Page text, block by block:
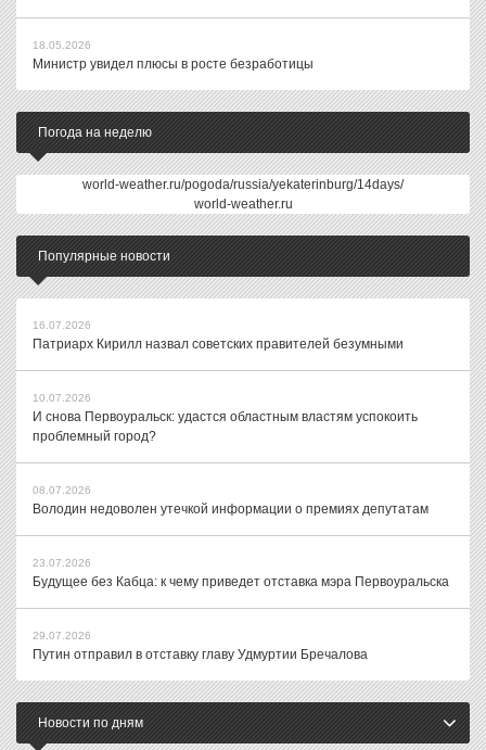
18.05.2026
Министр увидел плюсы в росте безработицы
Погода на неделю
world-weather.ru/pogoda/russia/yekaterinburg/14days/
world-weather.ru
Популярные новости
16.07.2026
Патриарх Кирилл назвал советских правителей безумными
10.07.2026
И снова Первоуральск: удастся областным властям успокоить
проблемный город?
08.07.2026
Володин недоволен утечкой информации о премиях депутатам
23.07.2026
Будущее без Кабца: к чему приведет отставка мэра Первоуральска
29.07.2026
Путин отправил в отставку главу Удмуртии Бречалова
Новости по дням